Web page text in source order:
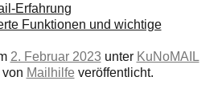
Erfahrung
Funktionen und wichtige
2. Februar 2023 unter KuNoMAIL
von Mailhilfe veröffentlicht.